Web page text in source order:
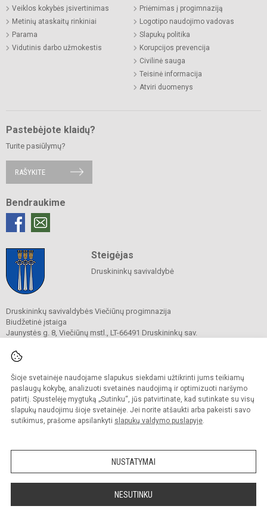
Šioje svetainėje naudojame slapukus siekdami užtikrinti jums teikiamų
paslaugų kokybę, analizuoti svetainės naudojimą ir optimizuoti naršymo
patirtį. Spustelėję mygtuką „Sutinku“, jūs patvirtinate, kad sutinkate su visų
slapukų naudojimu šioje svetainėje. Jei norite atšaukti arba pakeisti savo
sutikimus, prašome apsilankyti slapukų valdymo puslapyje.
NUSTATYMAI
NESUTINKU
Veiklos kokybės įsivertinimas
Metinių ataskaitų rinkiniai
Parama
Vidutinis darbo užmokestis
Priėmimas į progimnaziją
Logotipo naudojimo vadovas
Slapukų politika
Korupcijos prevencija
Civilinė sauga
Teisinė informacija
Atviri duomenys
Pastebėjote klaidų?
Turite pasiūlymų?
RAŠYKITE
Bendraukime
Steigėjas
Druskininkų savivaldybė
Druskininkų savivaldybės Viečiūnų progimnazija
Biudžetinė įstaiga
Jaunystės g. 8, Viečiūnų mstl., LT-66491 Druskininkų sav.
El. p.
Duomenys kaupiami ir saugomi
Juridinių asmenų registre
Įstaigos kodas 190108418
El. pristatymo dėžutės adresas 190108418
Kopijuoti turinį be raštiško progimnazijos sutikimo griežtai draudžiama.
Prieinamumo paraiška Slapukų valdymas
Sumanus būdas atnaujinti
svetainę